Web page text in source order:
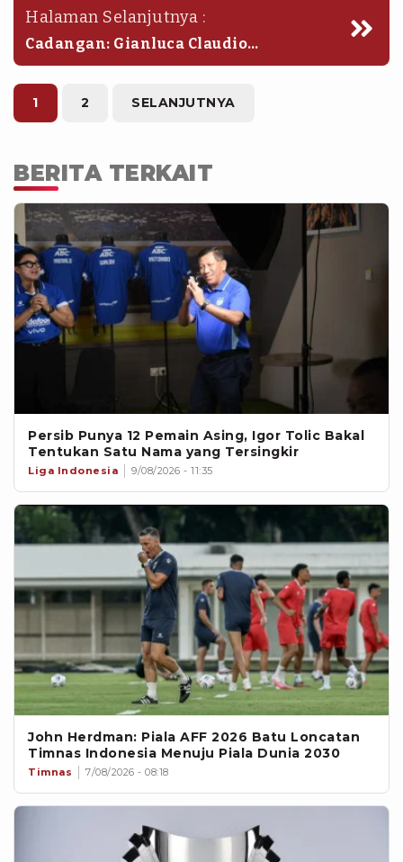
Halaman Selanjutnya :
Cadangan: Gianluca Claudio
Pandeynuwu, Leo Guntara, Valdeci
Moreira Da Silva, Salim Akbar Tuharea,
Samuel Gideon Balinsa, Jayus Hariono,
Dwiki Mardiyanto, Dedik Setiawan,
Pranata, Bayu Setiawan, Gustavo Franca
Amadio.
1 2 SELANJUTNYA
BERITA TERKAIT
Persib Punya 12 Pemain Asing, Igor Tolic Bakal
Tentukan Satu Nama yang Tersingkir
Liga Indonesia 9/08/2026 - 11:35
John Herdman: Piala AFF 2026 Batu Loncatan
Timnas Indonesia Menuju Piala Dunia 2030
Timnas 7/08/2026 - 08:18